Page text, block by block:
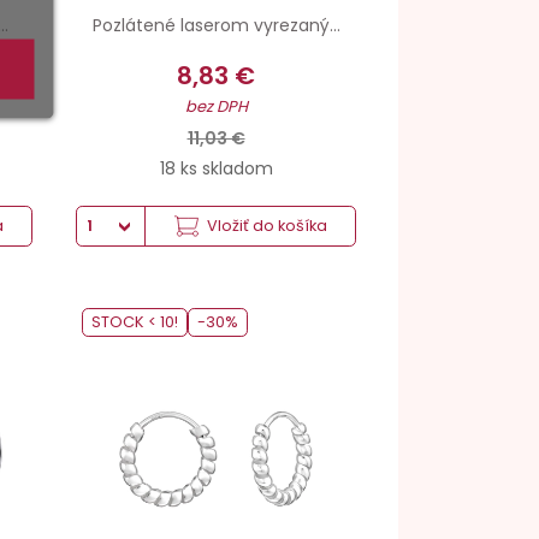
Pozlátené laserom vyrezaný...
8,83 €
bez DPH
11,03 €
18 ks skladom
Vložiť do košíka
STOCK < 10! -30%